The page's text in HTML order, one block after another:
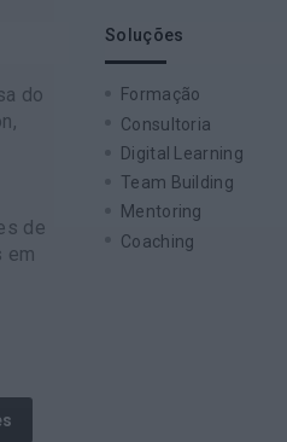
do
de
em
Soluções
Formação
Consultoria
Digital Learning
Team Building
Mentoring
Coaching